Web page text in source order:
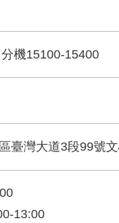
機15100-15400
臺灣大道3段99號
13:00